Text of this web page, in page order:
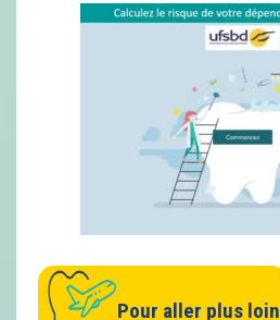
Pour aller plus loin